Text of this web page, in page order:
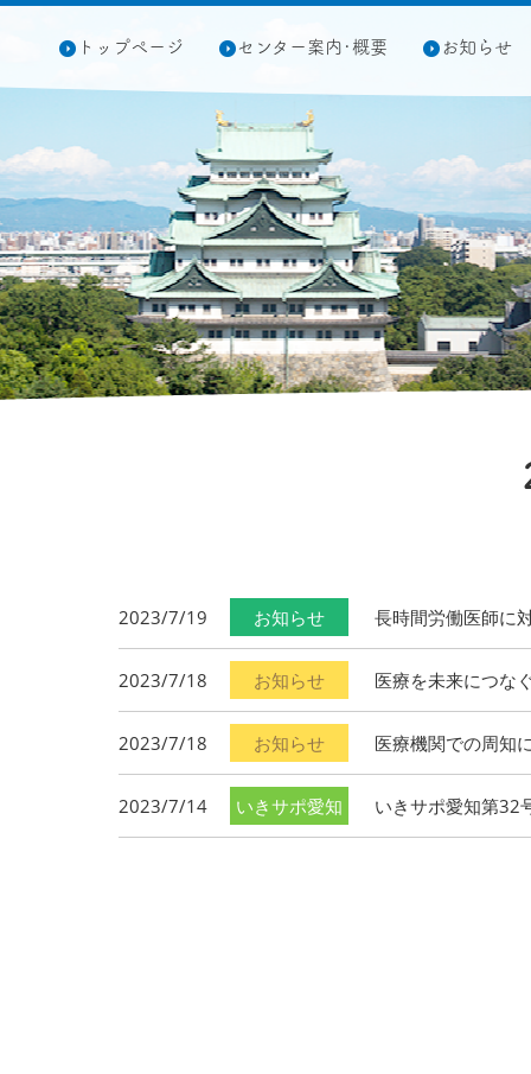
トップページ センター案内･概要 お知らせ
2023/7/19 お知らせ 長時間労働医師に
2023/7/18 お知らせ 医療を未来につな
2023/7/18 お知らせ 医療機関での周知
2023/7/14 いきサポ愛知 いきサポ愛知第32